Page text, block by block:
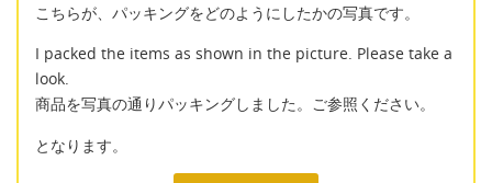
こちらが、パッキングをどのようにしたかの写真です。
I packed the items as shown in the picture. Please take a
look.
商品を写真の通りパッキングしました。ご参照ください。
となります。